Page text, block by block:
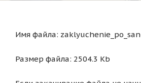
Имя файла:
Размер файла: 2504.3 Kb